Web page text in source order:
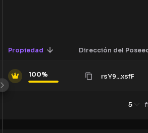
Propiedad Dirección del
100% rsY9...xsfF
5